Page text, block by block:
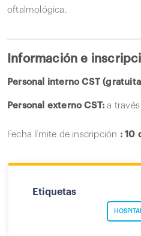
oftalmológica.
Información e
Personal interno CST
Personal externo CST: a
Fecha límite de inscripción : 10
Etiquetas